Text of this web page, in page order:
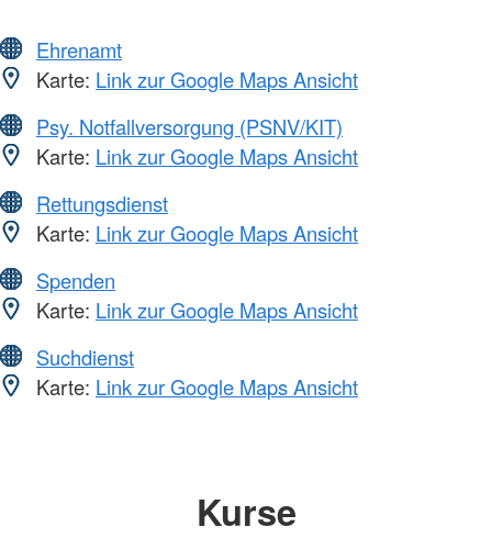
Ehrenamt
Karte: Link zur Google Maps Ansicht
Psy. Notfallversorgung (PSNV/KIT)
Karte: Link zur Google Maps Ansicht
Rettungsdienst
Karte: Link zur Google Maps Ansicht
Spenden
Karte: Link zur Google Maps Ansicht
Suchdienst
Karte: Link zur Google Maps Ansicht
Kurse